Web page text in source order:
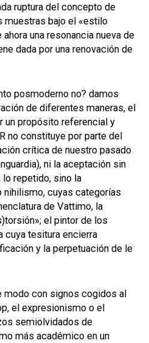
ruptura del concepto de
muestras bajo el «estilo
una resonancia nueva de
dada por una renovación de
posmoderno no? damos
de diferentes maneras, el
un propósito referencial y
no constituye por parte del
crítica de nuestro pasado
ni la aceptación sin
repetido, sino la
nihilismo, cuyas categorías
de Vattimo, la
el pintor de los
cuya tesitura encierra
y la perpetuación de le
modo con signos cogidos al
el expresionismo o el
semiolvidados de
más académico en un